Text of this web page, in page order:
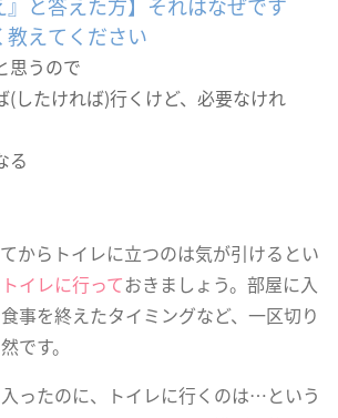
』と答えた方】それはなぜです
教えてください
思うので
(したければ)行くけど、必要なけれ
る
からトイレに立つのは気が引けるとい
イレに行っておきましょう。部屋に入
事を終えたタイミングなど、一区切り
です。
ったのに、トイレに行くのは…という